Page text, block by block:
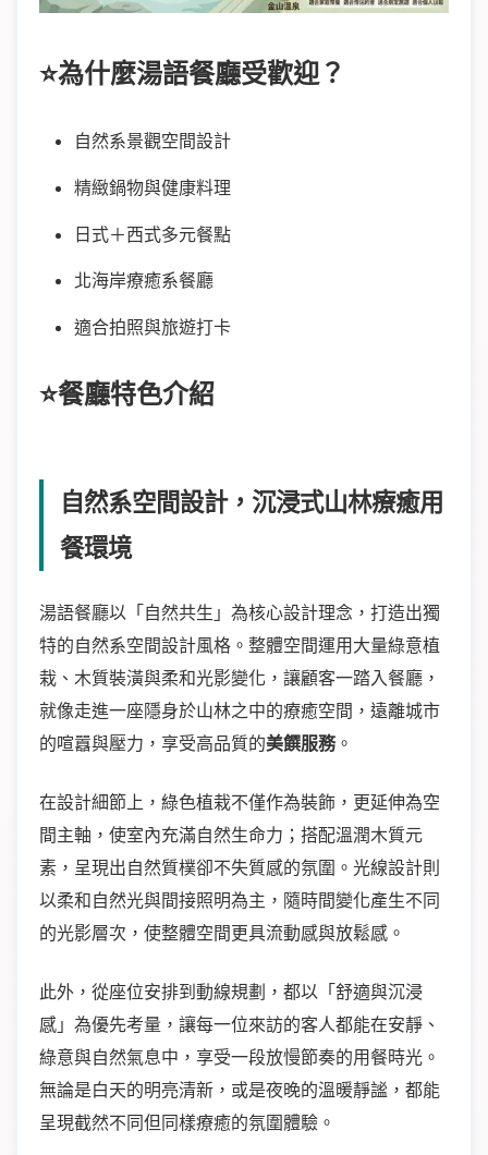
⭐為什麼湯語餐廳受歡迎？
自然系景觀空間設計
精緻鍋物與健康料理
日式＋西式多元餐點
北海岸療癒系餐廳
適合拍照與旅遊打卡
⭐餐廳特色介紹
自然系空間設計，沉浸式山林療癒用
餐環境
湯語餐廳以「自然共生」為核心設計理念，打造出獨
特的自然系空間設計風格。整體空間運用大量綠意植
栽、木質裝潢與柔和光影變化，讓顧客一踏入餐廳，
就像走進一座隱身於山林之中的療癒空間，遠離城市
的喧囂與壓力，享受高品質的美饌服務。
在設計細節上，綠色植栽不僅作為裝飾，更延伸為空
間主軸，使室內充滿自然生命力；搭配溫潤木質元
素，呈現出自然質樸卻不失質感的氛圍。光線設計則
以柔和自然光與間接照明為主，隨時間變化產生不同
的光影層次，使整體空間更具流動感與放鬆感。
此外，從座位安排到動線規劃，都以「舒適與沉浸
感」為優先考量，讓每一位來訪的客人都能在安靜、
綠意與自然氣息中，享受一段放慢節奏的用餐時光。
無論是白天的明亮清新，或是夜晚的溫暖靜謐，都能
呈現截然不同但同樣療癒的氛圍體驗。